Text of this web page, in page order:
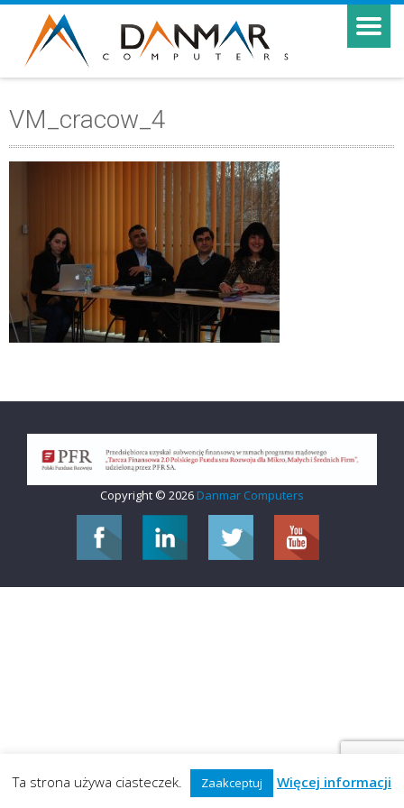
VM_cracow_4
Copyright © 2026 Danmar Computers
Ta strona używa ciasteczek. Zaakceptuj Więcej informacji